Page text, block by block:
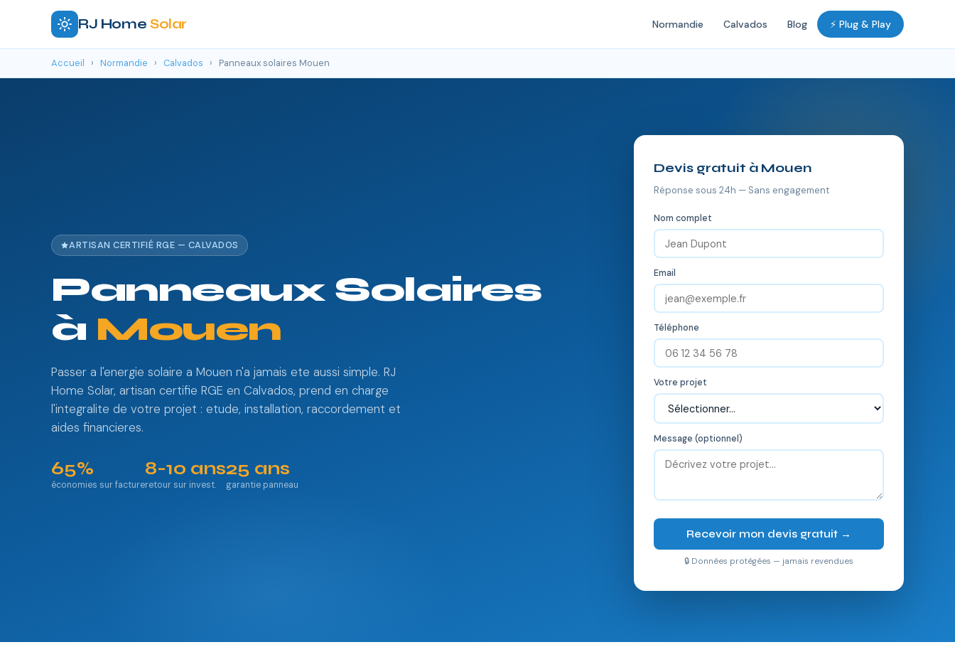
RJ Home Solar Normandie Calvados Blog ⚡ Plug & Play
Accueil › Normandie › Calvados › Panneaux solaires Mouen
ARTISAN CERTIFIÉ RGE — CALVADOS
Panneaux Solaires
à Mouen
Passer a l'energie solaire a Mouen n'a jamais ete aussi simple. RJ
Home Solar, artisan certifie RGE en Calvados, prend en charge
l'integralite de votre projet : etude, installation, raccordement et
aides financieres.
65%
économies sur facture
8-10 ans
retour sur invest.
25 ans
garantie panneau
Devis gratuit à Mouen
Réponse sous 24h — Sans engagement
Nom complet
Email
Téléphone
Votre projet
Message (optionnel)
Recevoir mon devis gratuit →
🔒 Données protégées — jamais revendues